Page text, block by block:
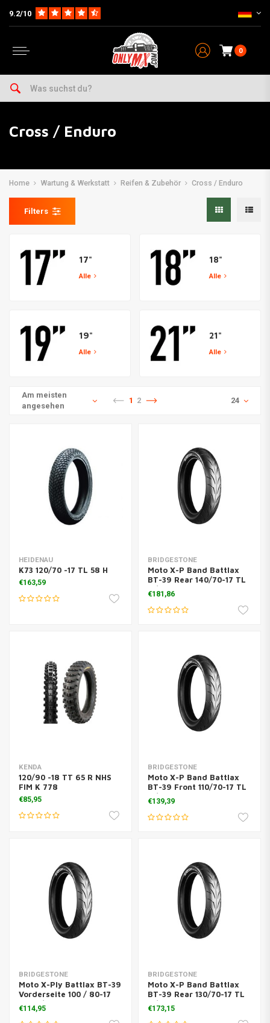
9.2/10
0
Cross / Enduro
Home Wartung & Werkstatt Reifen & Zubehör Cross / Enduro
Filters
17"
Alle
18"
Alle
19"
Alle
21"
Alle
Am meisten
angesehen
1 2 24
HEIDENAU
K73 120/70 -17 TL 58 H
€163,59
BRIDGESTONE
Moto X-P Band Battlax
BT-39 Rear 140/70-17 TL
M/C 66H
€181,86
KENDA
120/90 -18 TT 65 R NHS
FIM K 778
€85,95
BRIDGESTONE
Moto X-P Band Battlax
BT-39 Front 110/70-17 TL
M/C 54H
€139,39
BRIDGESTONE
Moto X-Ply Battlax BT-39
Vorderseite 100 / 80-17
TL M / C 52
€114,95
BRIDGESTONE
Moto X-P Band Battlax
BT-39 Rear 130/70-17 TL
M/C 62H
€173,15